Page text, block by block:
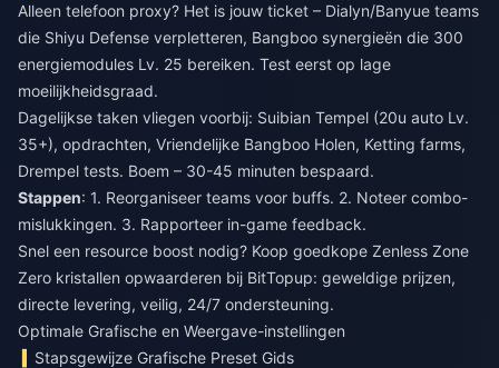
Alleen telefoon proxy? Het is jouw ticket – Dialyn/Banyue teams
die Shiyu Defense verpletteren, Bangboo synergieën die 300
energiemodules Lv. 25 bereiken. Test eerst op lage
moeilijkheidsgraad.
Dagelijkse taken vliegen voorbij: Suibian Tempel (20u auto Lv.
35+), opdrachten, Vriendelijke Bangboo Holen, Ketting farms,
Drempel tests. Boem – 30-45 minuten bespaard.
Stappen: 1. Reorganiseer teams voor buffs. 2. Noteer combo-
mislukkingen. 3. Rapporteer in-game feedback.
Snel een resource boost nodig? Koop goedkope Zenless Zone
Zero kristallen opwaarderen bij BitTopup: geweldige prijzen,
directe levering, veilig, 24/7 ondersteuning.
Optimale Grafische en Weergave-instellingen
Stapsgewijze Grafische Preset Gids